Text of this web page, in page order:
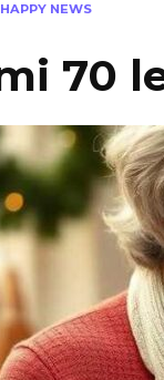
HAPPY NEWS
70